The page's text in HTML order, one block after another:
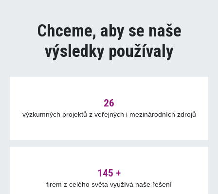
Chceme, aby se naše
výsledky používaly
26
výzkumných projektů z veřejných i mezinárodních zdrojů
145 +
firem z celého světa využívá naše řešení